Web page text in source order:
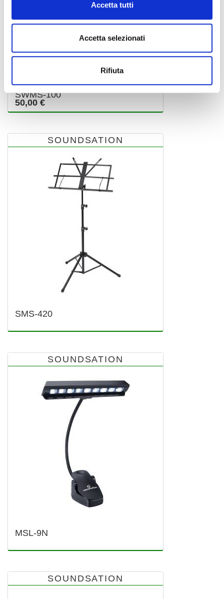
Accetta tutti
Accetta selezionati
Rifiuta
SWMS-100
50,00 €
SOUNDSATION
SMS-420
SOUNDSATION
MSL-9N
SOUNDSATION